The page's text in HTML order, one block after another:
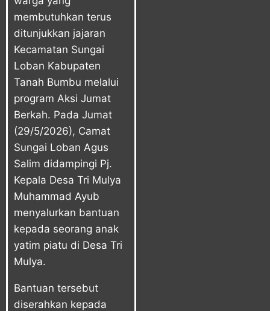
membutuhkan terus
ditunjukkan jajaran
Kecamatan Sungai
Loban Kabupaten
Tanah Bumbu melalui
program Aksi Jumat
Berkah. Pada Jumat
(29/5/2026), Camat
Sungai Loban Agus
Salim didampingi Pj.
Kepala Desa Tri Mulya
Muhammad Ayub
menyalurkan bantuan
kepada seorang anak
yatim piatu di Desa Tri
Mulya.
Bantuan tersebut
diserahkan kepada